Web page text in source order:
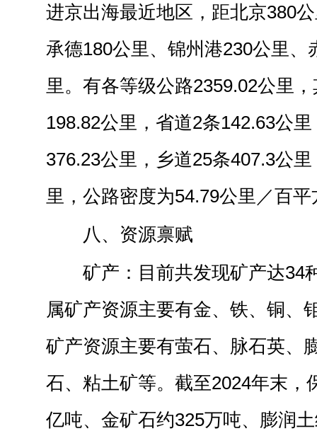
进京出海最近地区，距北京380
承德180公里、锦州港230公里、
里。有各等级公路2359.02公里
198.82公里，省道2条142.63公
376.23公里，乡道25条407.3公
里，公路密度为54.79公里／百
八、资源禀赋
矿产：目前共发现矿产达34
属矿产资源主要有金、铁、铜、
矿产资源主要有萤石、脉石英、
石、粘土矿等。截至2024年末，
亿吨、金矿石约325万吨、膨润